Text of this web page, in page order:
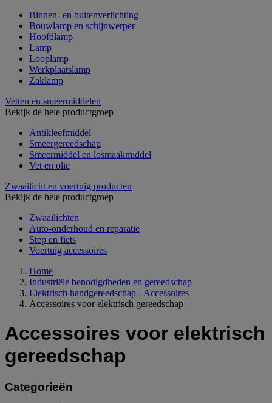
Binnen- en buitenverlichting
Bouwlamp en schijnwerper
Hoofdlamp
Lamp
Looplamp
Werkplaatslamp
Zaklamp
Vetten en smeermiddelen
Bekijk de hele productgroep
Antikleefmiddel
Smeergereedschap
Smeermiddel en losmaakmiddel
Vet en olie
Zwaailicht en voertuig producten
Bekijk de hele productgroep
Zwaailichten
Auto-onderhoud en reparatie
Step en fiets
Voertuig accessoires
Home
Industriële benodigdheden en gereedschap
Elektrisch handgereedschap - Accessoires
Accessoires voor elektrisch gereedschap
Accessoires voor elektrisch
gereedschap
Categorieën